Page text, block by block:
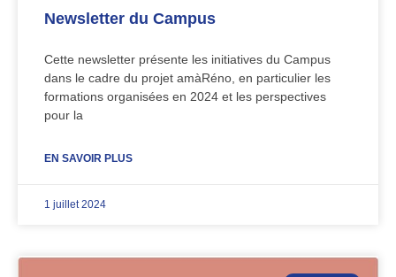
Newsletter du Campus
Cette newsletter présente les initiatives du Campus
dans le cadre du projet amàRéno, en particulier les
formations organisées en 2024 et les perspectives
pour la
EN SAVOIR PLUS
1 juillet 2024